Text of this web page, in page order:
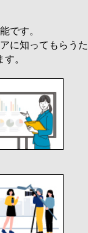
です。
に知ってもらうた
。